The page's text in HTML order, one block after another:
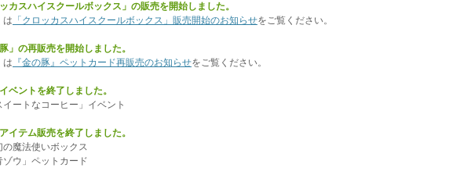
カスハイスクールボックス」の販売を開始しました。
「クロッカスハイスクールボックス」販売開始のお知らせをご覧ください。
」の再販売を開始しました。
『金の豚』ペットカード再販売のお知らせをご覧ください。
ベントを終了しました。
ートなコーヒー」イベント
イテム販売を終了しました。
魔法使いボックス
ウ」ペットカード